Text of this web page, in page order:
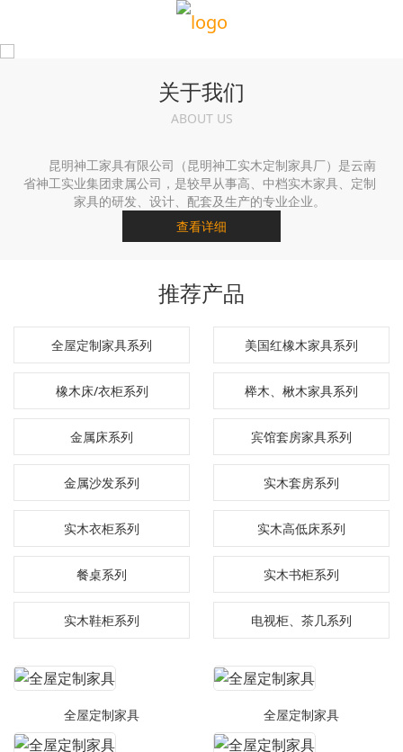
关于我们
ABOUT US
昆明神工家具有限公司（昆明神工实木定制家具厂）是云南
省神工实业集团隶属公司，是较早从事高、中档实木家具、定制
家具的研发、设计、配套及生产的专业企业。
查看详细
推荐产品
全屋定制家具系列 美国红橡木家具系列
橡木床/衣柜系列 榉木、楸木家具系列
金属床系列 宾馆套房家具系列
金属沙发系列 实木套房系列
实木衣柜系列 实木高低床系列
餐桌系列 实木书柜系列
实木鞋柜系列 电视柜、茶几系列
全屋定制家具 全屋定制家具